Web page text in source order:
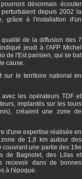
désormais écouter
depuis 2002 la
grâce à l'installation d'un
de la diffusion des 7
jeudi à l'AFP Michel
de l'Est parisien, qui se bat
cause.
sur le territoire national en
les opérateurs TDF et
implantés sur les tours
créaient une zone de
d'une expertise réalisée en
de 1,8 km autour des
couvrant une partie des 19e
de Bagnolet, des Lilas et
recevoir dans de bonnes
à l'époque.